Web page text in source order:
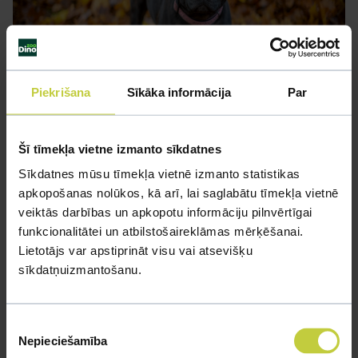
Piekrišana Sīkāka informācija Par
Šī tīmekļa vietne izmanto sīkdatnes
Sīkdatnes mūsu tīmekļa vietnē izmanto statistikas
apkopošanas nolūkos, kā arī, lai saglabātu tīmekļa vietnē
veiktās darbības un apkopotu informāciju pilnvērtīgai
funkcionalitātei un atbilstošaireklāmas mērķēšanai.
Lietotājs var apstiprināt visu vai atsevišķu
sīkdatņuizmantošanu.
izvēle
Nepieciešamība
Ikdienas šķirnes kopšana un
uzturēšana
Gatavojoties ikdienas aprūpei, šīs šķirnes uzturēšana fiziskā
ziņā nav pārlieku sarežģīta, tomēr tai ir savas specifiskās
prasības, kas saistītas ar suņa anatomiju un spēcīgajiem
uzmanība jāvelta apmatojuma struktūrai un pareizam